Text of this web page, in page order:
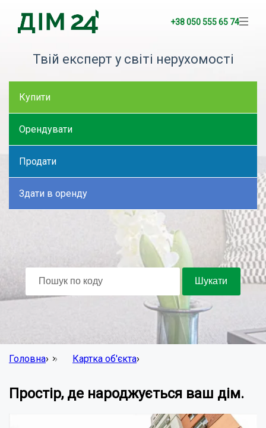
+38 050 555 65 74
Твій експерт у світі нерухомості
Купити
Орендувати
Продати
Здати в оренду
Головна› Картка об'єкта›
Простір, де народжується ваш дім.